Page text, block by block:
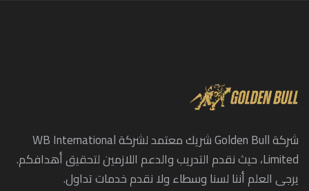
شركة Golden Bull شريك معتمد لشركة WB International
Limited، حيث نقدم التدريب والدعم اللازمين لتحقيق أهدافكم.
يرجى العلم أننا لسنا وسطاء ولا نقدم خدمات تداول.